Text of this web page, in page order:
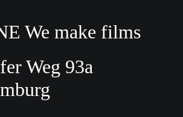
We make films
Weg 93a